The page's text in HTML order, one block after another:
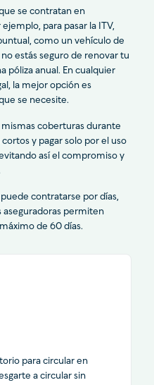
se contratan en
para pasar la ITV,
como un vehículo de
estás seguro de renovar tu
póliza anual. En cualquier
la mejor opción es
se necesite.
coberturas durante
y pagar solo por el uso
así el compromiso y
contratarse por días,
aseguradoras permiten
de 60 días.
para circular en
a circular sin